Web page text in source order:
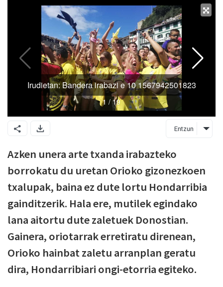
Entzun
Azken unera arte txanda irabazteko
borrokatu du uretan Orioko gizonezkoen
txalupak, baina ez dute lortu Hondarribia
gainditzerik. Hala ere, mutilek egindako
lana aitortu dute zaletuek Donostian.
Gainera, oriotarrak erretiratu direnean,
Orioko hainbat zaletu arranplan geratu
dira, Hondarribiari ongi-etorria egiteko.